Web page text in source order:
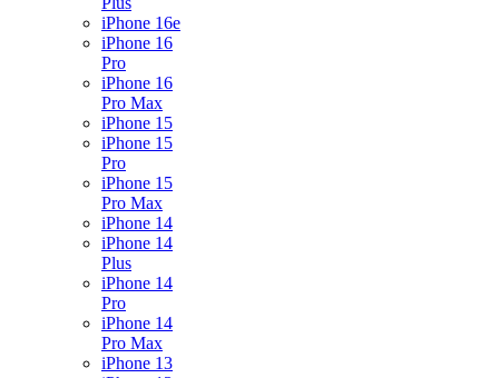
iPhone 16e
iPhone 16
Pro
iPhone 16
Pro Max
iPhone 15
iPhone 15
Pro
iPhone 15
Pro Max
iPhone 14
iPhone 14
Plus
iPhone 14
Pro
iPhone 14
Pro Max
iPhone 13